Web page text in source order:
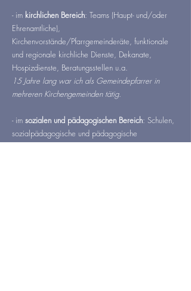
- im kirchlichen Bereich: Teams (Haupt- und/oder
Ehrenamtliche),
Kirchenvorstände/Pfarrgemeinderäte, funktionale
und regionale kirchliche Dienste, Dekanate,
Hospizdienste, Beratungsstellen u.a.
15 Jahre lang war ich als Gemeindepfarrer in
mehreren Kirchengemeinden tätig.
- im sozialen und pädagogischen Bereich: Schulen,
sozialpädagogische und pädagogische